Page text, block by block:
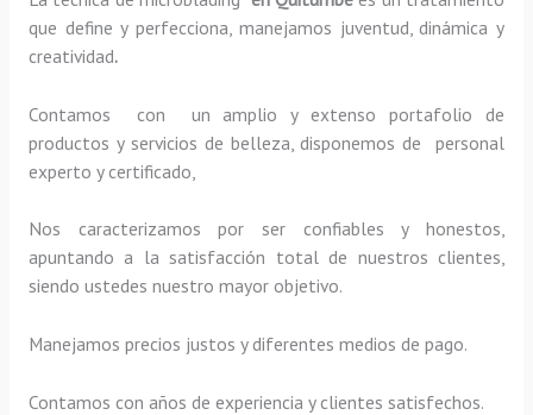
que define y perfecciona, manejamos juventud, dinámica y
creatividad.
Contamos con un amplio y extenso portafolio de
productos y servicios de belleza, disponemos de personal
experto y certificado,
Nos caracterizamos por ser confiables y honestos,
apuntando a la satisfacción total de nuestros clientes,
siendo ustedes nuestro mayor objetivo.
Manejamos precios justos y diferentes medios de pago.
Contamos con años de experiencia y clientes satisfechos.